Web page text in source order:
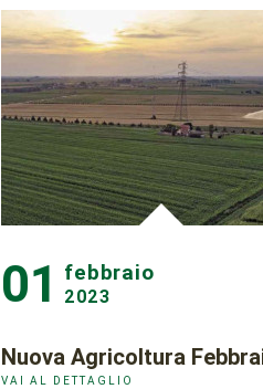
01 febbraio
2023
Nuova Agricoltura
VAI AL DETTAGLIO